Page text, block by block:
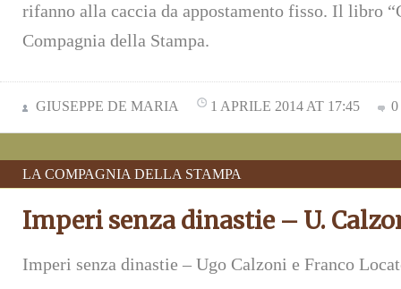
rifanno alla caccia da appostamento fisso. Il libro
Compagnia della Stampa.
GIUSEPPE DE MARIA 1 APRILE 2014 AT 17:45
LA COMPAGNIA DELLA STAMPA
Imperi senza dinastie – U.
Imperi senza dinastie – Ugo Calzoni e Franco